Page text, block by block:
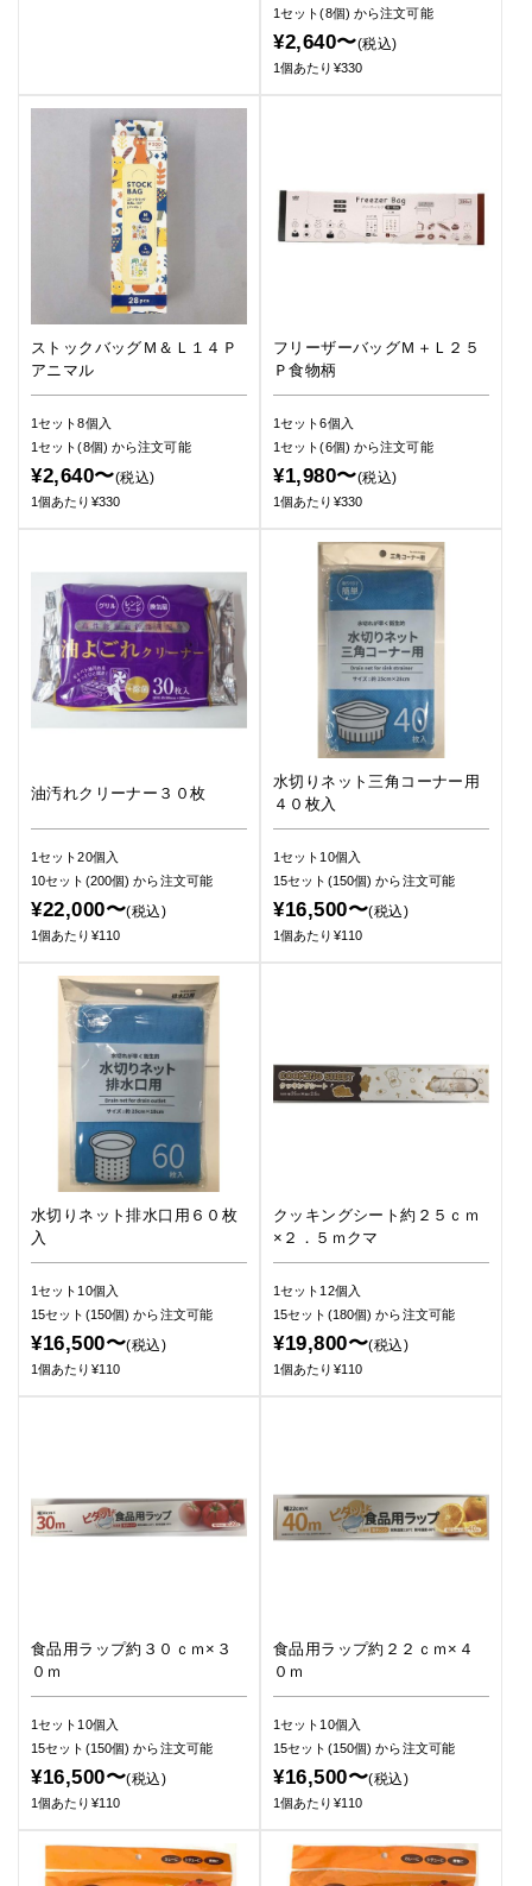
1セット(8個) から注文可能
¥2,640〜(税込)
1個あたり¥330
ストックバッグＭ＆Ｌ１４Ｐ
アニマル
1セット8個入
1セット(8個) から注文可能
¥2,640〜(税込)
1個あたり¥330
フリーザーバッグＭ＋Ｌ２５
Ｐ食物柄
1セット6個入
1セット(6個) から注文可能
¥1,980〜(税込)
1個あたり¥330
油汚れクリーナー３０枚
1セット20個入
10セット(200個)から注文可能
¥22,000〜(税込)
1個あたり¥110
水切りネット三角コーナー用
４０枚入
1セット10個入
15セット(150個)から注文可能
¥16,500〜(税込)
1個あたり¥110
水切りネット排水口用６０枚
入
1セット10個入
15セット(150個)から注文可能
¥16,500〜(税込)
1個あたり¥110
クッキングシート約２５ｃｍ
×２．５ｍクマ
1セット12個入
15セット(180個)から注文可能
¥19,800〜(税込)
1個あたり¥110
食品用ラップ約３０ｃｍ×３
０ｍ
1セット10個入
15セット(150個)から注文可能
¥16,500〜(税込)
1個あたり¥110
食品用ラップ約２２ｃｍ×４
０ｍ
1セット10個入
15セット(150個)から注文可能
¥16,500〜(税込)
1個あたり¥110